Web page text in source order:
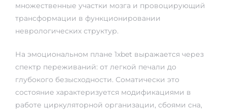
множественные участки мозга и провоцирующий
трансформации в функционировании
неврологических структур.
На эмоциональном плане 1xbet выражается через
спектр переживаний: от легкой печали до
глубокого безысходности. Соматически это
состояние характеризуется модификациями в
работе циркуляторной организации, сбоями сна,